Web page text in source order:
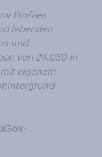
Profiles
lebenden
und
von 24.050 in
eigenem